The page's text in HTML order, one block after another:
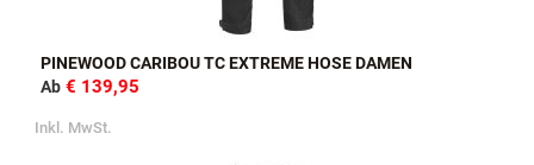
PINEWOOD CARIBOU TC EXTREME HOSE DAMEN
Ab € 139,95
Inkl. MwSt.